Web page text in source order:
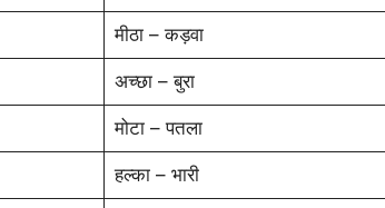
मीठा – कड़वा
अच्छा – बुरा
मोटा – पतला
हल्का – भारी